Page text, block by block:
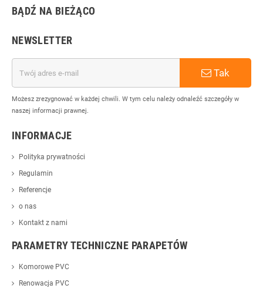
BĄDŹ NA BIEŻĄCO
NEWSLETTER
Tak
Możesz zrezygnować w każdej chwili. W tym celu należy odnaleźć szczegóły w
naszej informacji prawnej.
INFORMACJE
Polityka prywatności
Regulamin
Referencje
o nas
Kontakt z nami
PARAMETRY TECHNICZNE PARAPETÓW
Komorowe PVC
Renowacja PVC